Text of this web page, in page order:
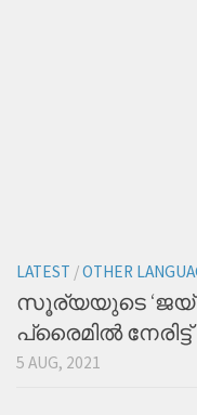
LATEST /OTHER
സൂര്യയുടെ ‘ജയ്
പ്രൈമില്‍ നേരിട്ട്
5 AUG, 2021